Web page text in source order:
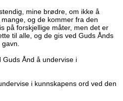
mine brødre, om ikke å
og de kommer fra den
på forskjellige måter, men det er
til alle, og de gis ved Guds Ånds
Ånd å undervise i
i kunnskapens ord ved den